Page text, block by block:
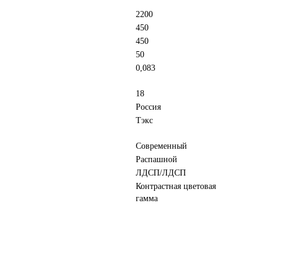
2200
450
450
50
0,083
18
Россия
Тэкс
Современный
Распашной
ЛДСП/ЛДСП
Контрастная цветовая
гамма